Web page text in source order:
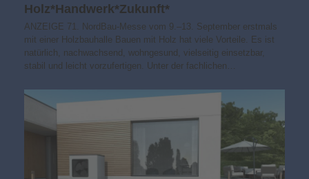
Holz*Handwerk*Zukunft*
ANZEIGE 71. NordBau-Messe vom 9.–13. September erstmals
mit einer Holzbauhalle Bauen mit Holz hat viele Vorteile. Es ist
natürlich, nachwachsend, wohngesund, vielseitig einsetzbar,
stabil und leicht vorzufertigen. Unter der fachlichen…